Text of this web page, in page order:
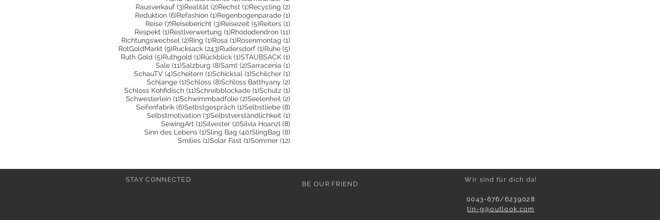
Rausverkauf (3)3 Beiträge
Realität (2)2 Beiträge
Rechst (1)1 Beitrag
Recycling (2)
Reduktion (6)6 Beiträge
Refashion (1)1 Beitrag
Regenbogenparade (1)
Reise (7)7 Beiträge
Reisebericht (3)3 Beiträge
Reisezeit (5)5 Beiträge
Reiters (1)
Respekt (1)1 Beitrag
Restlverwertung (1)1 Beitrag
Rhododendron (11)
Richtungswechsel (2)2 Beiträge
Ring (1)1 Beitrag
Rosa (1)1 Beitrag
Rosenmontag (1)
RotGoldMarkt (9)9 Beiträge
Rucksack (243)243 Beiträge
Rudersdorf (1)1 Beitrag
Ruhe (5)
Ruth Gold (5)5 Beiträge
Ruthgold (1)1 Beitrag
Rückblick (1)1 Beitrag
STAUBSACK (1)
Sale (11)11 Beiträge
Salzburg (8)8 Beiträge
Samt (2)2 Beiträge
Sarracenia (1)
SchauTV (4)4 Beiträge
Scheitern (1)1 Beitrag
Schicksal (1)1 Beitrag
Schilcher (1)
Schlange (1)1 Beitrag
Schloss (8)8 Beiträge
Schloss Batthyany (2)
Schloss Kohfidisch (11)11 Beiträge
Schreibblockade (1)1 Beitrag
Schutz (1)
Schwesterlein (1)1 Beitrag
Schwimmbadfolie (2)2 Beiträge
Seelenheil (2)
Seifenfabrik (6)6 Beiträge
Selbstgespräch (1)1 Beitrag
Selbstliebe (8)
Selbstmotivation (3)3 Beiträge
Selbstverständlichkeit (1)
SewingArt (1)1 Beitrag
Silvester (2)2 Beiträge
Silvia Hoanzl (8)
Sinn des Lebens (1)1 Beitrag
Sling Bag (40)40 Beiträge
SlingBag (8)
Smilies (1)1 Beitrag
Solar Fast (1)1 Beitrag
Sommer (12)
STAY CONNECTED
BE OUR FRIEND
Wir sind für dich da!
0043-676/6239028
tin-g@outlook.com